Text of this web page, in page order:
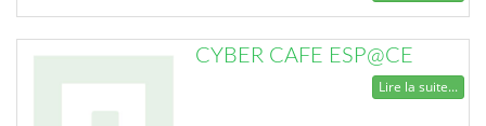
CYBER CAFE ESP@CE
Lire la suite...